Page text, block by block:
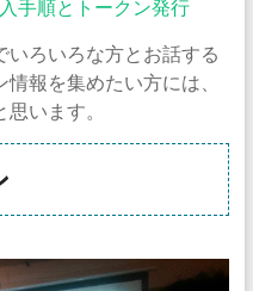
手順とトークン発行
ろいろな方とお話する
報を集めたい方には、
います。